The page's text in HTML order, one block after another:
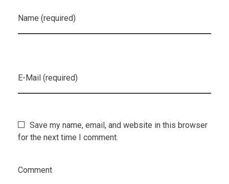
Name (required)
E-Mail (required)
Save my name, email, and website in this browser
for the next time I comment.
Comment